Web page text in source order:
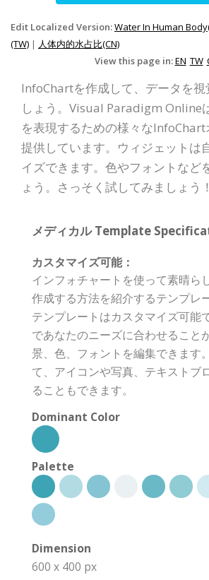
Edit Localized Version:Water In Human
(TW) | 人体内的水占比(CN)
View this page in:EN TW
InfoChartを作成して、データを視
しょう。Visual Paradigm Online
を表現するための様々なInfoChart
提供しています。ウィジェットは
イズできます。色やフォントなど
ょう。さっそく試してみましょう！
メディカル Template
カスタマイズ可能：
インフォチャートを使って素晴ら
作成する方法を紹介するテンプレ
テンプレートはカスタマイズ可能
であなたのニーズに合わせること
景、色、フォントを編集できます
て、アイコンや写真、テキストブ
ることもできます。
Dominant Color
Palette
Dimension
600 x 400 px